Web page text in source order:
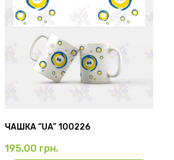
ЧАШКА “UA” 100226
195,00 грн.